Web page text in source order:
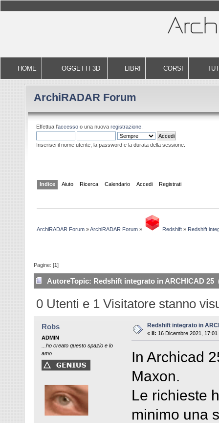
HOME OGGETTI 3D LIBRI CORSI
ArchiRADAR Forum
Effettua l'accesso o una nuova registrazione.
Inserisci il nome utente, la password e la durata della sessione.
Indice Aiuto Ricerca Calendario Accedi Registrati
ArchiRADAR Forum »ArchiRADAR Forum » Redshift » Redshift
Pagine: [1]
AutoreTopic: Redshift integrato in ARCHICAD 25
0 Utenti e 1 Visitatore stanno
Robs
ADMIN
...ho creato questo spazio e lo
amo
Redshift integrato in
« il: 16 Dicembre 2021, 17:01
In Archicad
Maxon.
Le richieste
minimo una